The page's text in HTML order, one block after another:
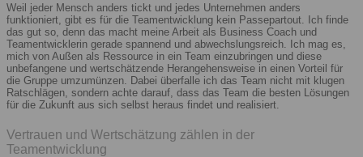
Weil jeder Mensch anders tickt und jedes Unternehmen anders
funktioniert, gibt es für die Teamentwicklung kein Passepartout. Ich finde
das gut so, denn das macht meine Arbeit als Business Coach und
Teamentwicklerin gerade spannend und abwechslungsreich. Ich mag es,
mich von Außen als Ressource in ein Team einzubringen und diese
unbefangene und wertschätzende Herangehensweise in einen Vorteil für
die Gruppe umzumünzen. Dabei überfalle ich das Team nicht mit klugen
Ratschlägen, sondern achte darauf, dass das Team die besten Lösungen
für die Zukunft aus sich selbst heraus findet und realisiert.
Vertrauen und Wertschätzung zählen in der
Teamentwicklung